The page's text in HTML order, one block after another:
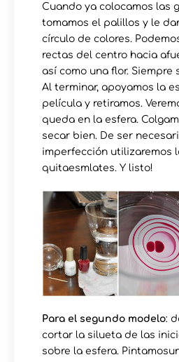
Cuando ya colocamos las
tomamos el palillos y le
círculo de colores.
rectas del centro hacia
así como una flor. Siempre
Al terminar, apoyamos la
película y retiramos.
queda en la esfera.
secar bien. De ser
imperfección utilizaremos
quitaesmlates. Y listo!
Para el segundo modelo:
cortar la silueta de las
sobre la esfera.